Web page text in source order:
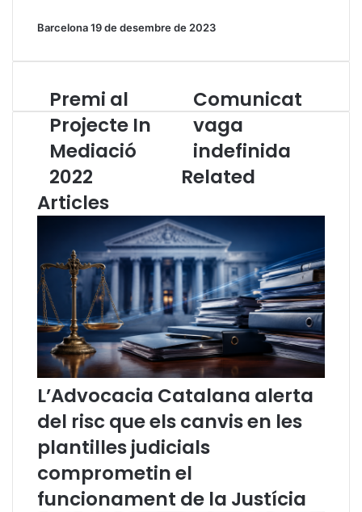
Barcelona 19 de desembre de 2023
P
r
e
m
a
P
j
c
t
e
I
n
e
d
a
c
ó
Premi al
Projecte In
Mediació
2022
C
o
m
u
i
a
t
v
a
a
i
n
d
i
n
Comunicat
vaga
indefinida
Related
Articles
L’Advocacia Catalana alerta
del risc que els canvis en les
plantilles judicials
comprometin el
funcionament de la Justícia